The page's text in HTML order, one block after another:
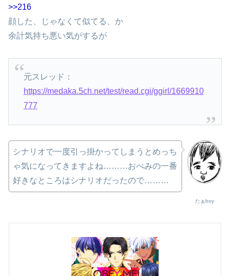
>>216
顔した、じゃなくて似てる、か
余計気持ち悪い気がするが
元スレッド：
https://medaka.5ch.net/test/read.cgi/ggirl/1669910
777
たぁboy
シナリオで一度引っ掛かってしまうとめっち
ゃ気になってきますよね………おべみの一番
好きなところはシナリオだったので………